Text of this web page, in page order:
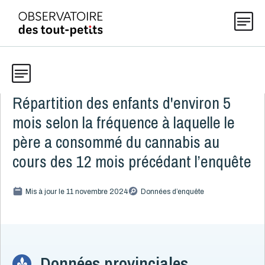
Thématiques
Explorer les données 0-5
À propos
Données
Fréquence à laquelle le père a consommé du cannabis
Répartition des enfants d'environ 5
mois selon la fréquence à laquelle le
père a consommé du cannabis au
cours des 12 mois précédant l’enquête
Mis à jour le 11 novembre 2024 Données d’enquête